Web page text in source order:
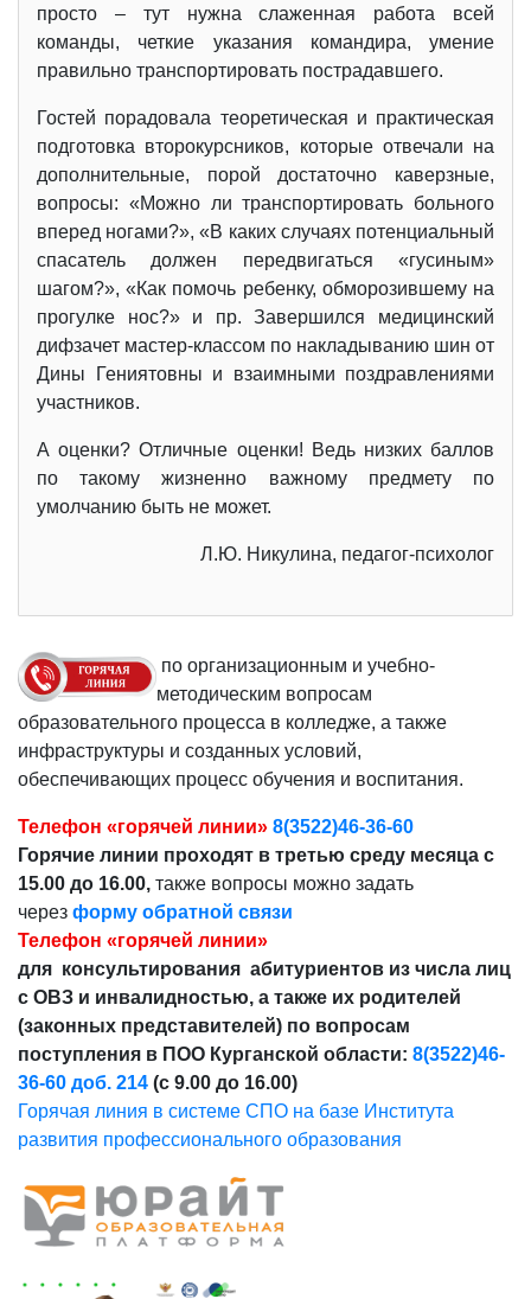
просто – тут нужна слаженная работа всей
команды, четкие указания командира, умение
правильно транспортировать пострадавшего.
Гостей порадовала теоретическая и практическая
подготовка второкурсников, которые отвечали на
дополнительные, порой достаточно каверзные,
вопросы: «Можно ли транспортировать больного
вперед ногами?», «В каких случаях потенциальный
спасатель должен передвигаться «гусиным»
шагом?», «Как помочь ребенку, обморозившему на
прогулке нос?» и пр. Завершился медицинский
дифзачет мастер-классом по накладыванию шин от
Дины Гениятовны и взаимными поздравлениями
участников.
А оценки? Отличные оценки! Ведь низких баллов
по такому жизненно важному предмету по
умолчанию быть не может.
Л.Ю. Никулина, педагог-психолог
по организационным и учебно-
методическим вопросам
образовательного процесса в колледже, а также
инфраструктуры и созданных условий,
обеспечивающих процесс обучения и воспитания.
Телефон «горячей линии» 8(3522)46-36-60
Горячие линии проходят в третью среду месяца с
15.00 до 16.00, также вопросы можно задать
через форму обратной связи
Телефон «горячей линии»
для консультирования абитуриентов из числа лиц
с ОВЗ и инвалидностью, а также их родителей
(законных представителей) по вопросам
поступления в ПОО Курганской области: 8(3522)46-
36-60 доб. 214 (с 9.00 до 16.00)
Горячая линия в системе СПО на базе Института
развития профессионального образования